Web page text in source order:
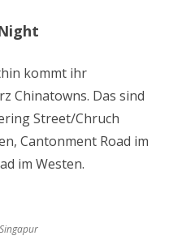
kommt ihr
Chinatowns. Das sind
Street/Chruch
Cantonment Road im
im Westen.